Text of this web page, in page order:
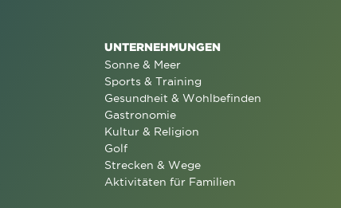
UNTERNEHMUNGEN
Sonne & Meer
Sports & Training
Gesundheit & Wohlbefinden
Gastronomie
Kultur & Religion
Golf
Strecken & Wege
Aktivitäten für Familien